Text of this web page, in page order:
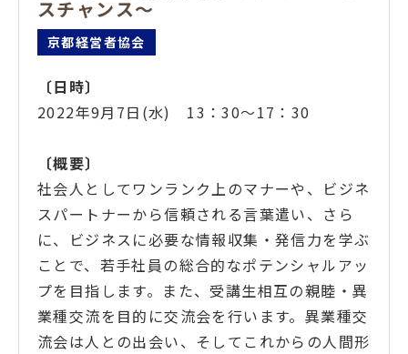
スチャンス～
京都経営者協会
〔日時〕
2022年9月7日(水) 13：30～17：30
〔概要〕
社会人としてワンランク上のマナーや、ビジネ
スパートナーから信頼される言葉遣い、さら
に、ビジネスに必要な情報収集・発信力を学ぶ
ことで、若手社員の総合的なポテンシャルアッ
プを目指します。また、受講生相互の親睦・異
業種交流を目的に交流会を行います。異業種交
流会は人との出会い、そしてこれからの人間形